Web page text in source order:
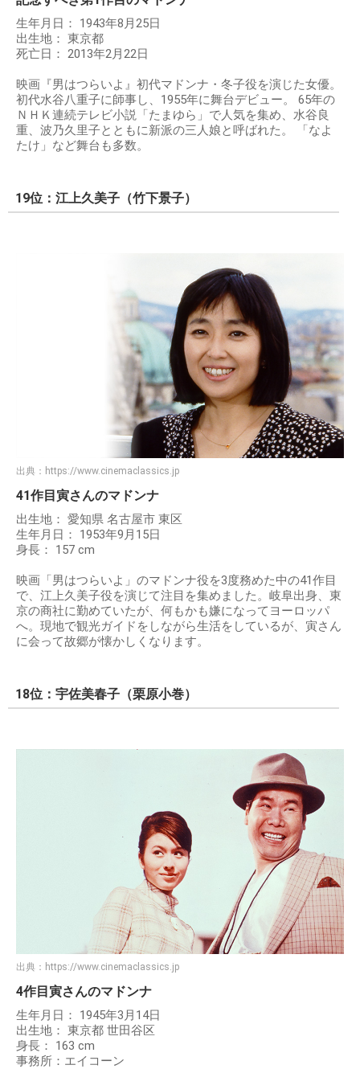
生年月日： 1943年8月25日
出生地： 東京都
死亡日： 2013年2月22日
映画『男はつらいよ』初代マドンナ・冬子役を演じた女優。
初代水谷八重子に師事し、1955年に舞台デビュー。 65年の
ＮＨＫ連続テレビ小説「たまゆら」で人気を集め、水谷良
重、波乃久里子とともに新派の三人娘と呼ばれた。 「なよ
たけ」など舞台も多数。
19位：江上久美子（竹下景子）
出典： https://www.cinemaclassics.jp
41作目寅さんのマドンナ
出生地： 愛知県 名古屋市 東区
生年月日： 1953年9月15日
身長： 157 cm
映画「男はつらいよ」のマドンナ役を3度務めた中の41作目
で、江上久美子役を演じて注目を集めました。岐阜出身、東
京の商社に勤めていたが、何もかも嫌になってヨーロッパ
へ。現地で観光ガイドをしながら生活をしているが、寅さん
に会って故郷が懐かしくなります。
18位：宇佐美春子（栗原小巻）
出典： https://www.cinemaclassics.jp
4作目寅さんのマドンナ
生年月日： 1945年3月14日
出生地： 東京都 世田谷区
身長： 163 cm
事務所：エイコーン